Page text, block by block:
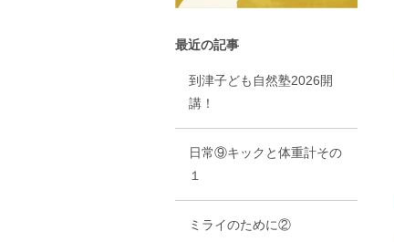
最近の記事
到津子ども自然塾2026開
講！
日常⑨キックと体重計その
１
ミライのために②